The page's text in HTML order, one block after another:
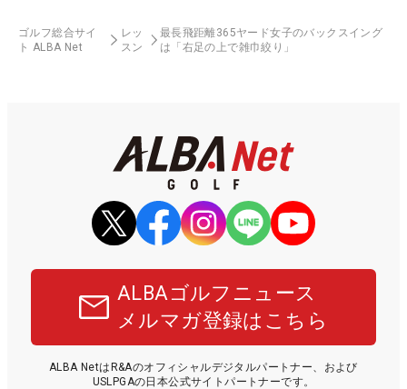
ゴルフ総合サイ
ト ALBA Net
レッ
スン
最長飛距離365ヤード女子のバックスイング
は「右足の上で雑巾絞り」
ALBAゴルフニュース
メルマガ登録はこちら
ALBA NetはR&Aのオフィシャルデジタルパートナー、および
USLPGAの日本公式サイトパートナーです。